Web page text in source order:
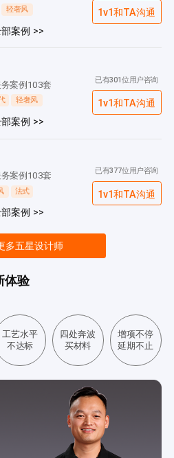
轻奢风
案例 >>
1v1和TA沟通
案例103套
轻奢风
案例 >>
已有301位用户咨询
1v1和TA沟通
案例103套
法式
案例 >>
已有377位用户咨询
1v1和TA沟通
多五星设计师
体验
工艺水平
不达标
四处奔波
买材料
增项不停
延期不止